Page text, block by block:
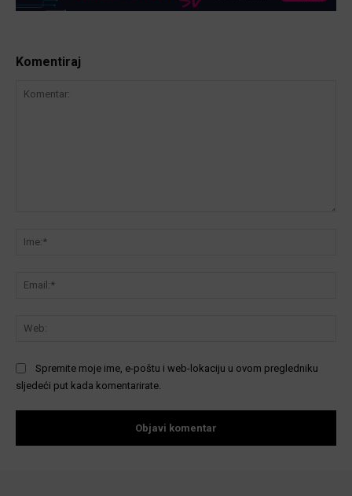
Komentiraj
Spremite moje ime, e-poštu i web-lokaciju u ovom pregledniku
sljedeći put kada komentarirate.